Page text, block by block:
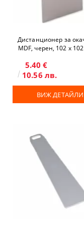
Дистанционер за
MDF, черен, 102 x
5.40 €
10.56 лв.
ВИЖ ДЕТАЙЛИ